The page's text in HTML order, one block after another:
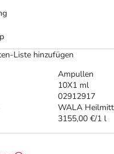
Ampullen
10X1 ml
02912917
WALA
3155,00 €/1 l
Liste hinzufügen